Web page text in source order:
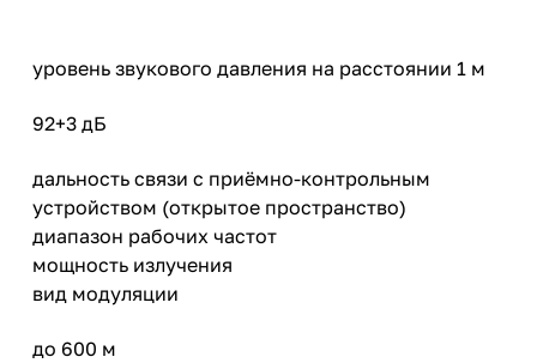
уровень звукового давления на расстоянии 1 м
92+3 дБ
дальность связи с приёмно-контрольным
устройством (открытое пространство)
диапазон рабочих частот
мощность излучения
вид модуляции
до 600 м